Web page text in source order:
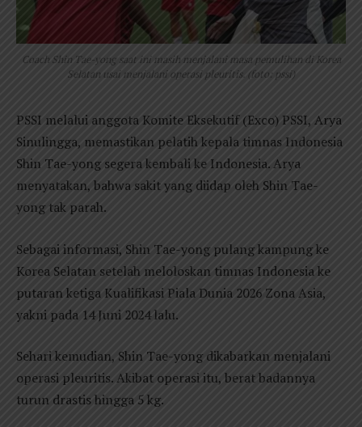
Coach Shin Tae-yong saat ini masih menjalani masa pemulihan di Korea
Selatan usai menjalani operasi pleuritis. (foto: pssi)
PSSI melalui anggota Komite Eksekutif (Exco) PSSI, Arya
Sinulingga, memastikan pelatih kepala timnas Indonesia
Shin Tae-yong segera kembali ke Indonesia. Arya
menyatakan, bahwa sakit yang diidap oleh Shin Tae-
yong tak parah.
Sebagai informasi, Shin Tae-yong pulang kampung ke
Korea Selatan setelah meloloskan timnas Indonesia ke
putaran ketiga Kualifikasi Piala Dunia 2026 Zona Asia,
yakni pada 14 Juni 2024 lalu.
Sehari kemudian, Shin Tae-yong dikabarkan menjalani
operasi pleuritis. Akibat operasi itu, berat badannya
turun drastis hingga 5 kg.